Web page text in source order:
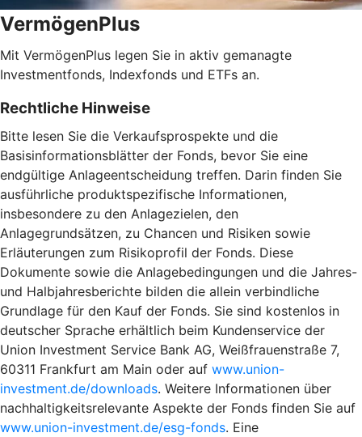
VermögenPlus
Mit VermögenPlus legen Sie in aktiv gemanagte
Investmentfonds, Indexfonds und ETFs an.
Rechtliche Hinweise
Bitte lesen Sie die Verkaufsprospekte und die
Basisinformationsblätter der Fonds, bevor Sie eine
endgültige Anlageentscheidung treffen. Darin finden Sie
ausführliche produktspezifische Informationen,
insbesondere zu den Anlagezielen, den
Anlagegrundsätzen, zu Chancen und Risiken sowie
Erläuterungen zum Risikoprofil der Fonds. Diese
Dokumente sowie die Anlagebedingungen und die Jahres-
und Halbjahresberichte bilden die allein verbindliche
Grundlage für den Kauf der Fonds. Sie sind kostenlos in
deutscher Sprache erhältlich beim Kundenservice der
Union Investment Service Bank AG, Weißfrauenstraße 7,
60311 Frankfurt am Main oder auf www.union-
investment.de/downloads. Weitere Informationen über
nachhaltigkeitsrelevante Aspekte der Fonds finden Sie auf
www.union-investment.de/esg-fonds. Eine